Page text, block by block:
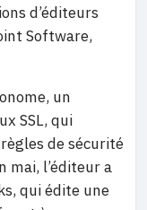
d’éditeurs
Software,
un
SSL, qui
de sécurité
mai, l’éditeur a
qui édite une